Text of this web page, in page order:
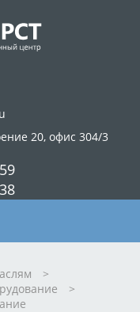
20, офис 304/3
>
>